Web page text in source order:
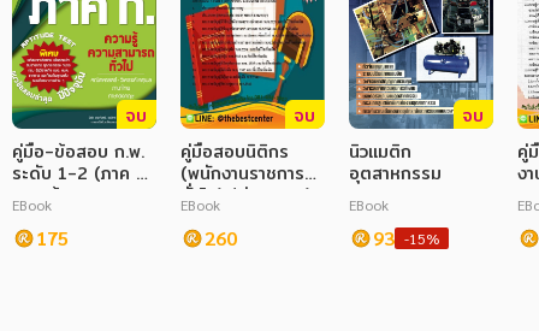
ภาษาศาสตร์
หนังสือเด็ก
การพัฒนาตนเอง
ความรู้ทั่วไป
การ์ตูนความรู้ การ์ตูน
จบ
คู่มือ-ข้อสอบ ก.พ.
ระดับ 1-2 (ภาค ก.
ความรู้ความสามารถ
ทั่วไป)
EBook
175
จบ
คู่มือสอบนิติกร
(พนักงานราชการ
ทั่วไป) (ส่วนกลาง)
กรมวิชาการเกษตร
ปี 68
EBook
260
จบ
นิวแมติก
อุตสาหกรรม
EBook
93 -15%
คู่
ง
ป